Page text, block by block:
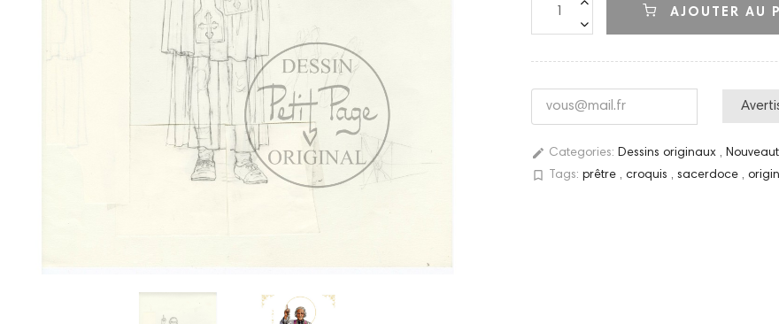
AJOUTER AU
edit Categories: Dessins originaux ,
bookmark_border Tags: prêtre , croquis , sacerdoce ,